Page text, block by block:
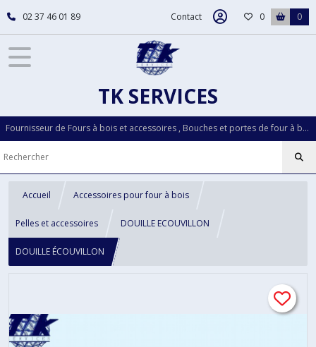
02 37 46 01 89 Contact 0 0
TK SERVICES
Fournisseur de Fours à bois et accessoires , Bouches et portes de four à bois...Pièces détachées LOISELET depuis plus de 30 ans
Accueil Accessoires pour four à bois
Pelles et accessoires DOUILLE ECOUVILLON
DOUILLE ÉCOUVILLON